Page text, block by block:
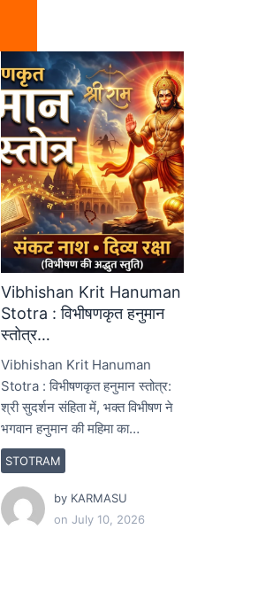
Vibhishan Krit Hanuman
Stotra : विभीषणकृत हनुमान
स्तोत्र…
STOTRAM
Vibhishan Krit Hanuman
Stotra : विभीषणकृत हनुमान स्तोत्र:
श्री सुदर्शन संहिता में, भक्त विभीषण ने
भगवान हनुमान की महिमा का…
by KARMASU
onJuly 10, 2026